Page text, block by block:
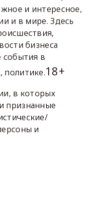
и интересное,
и в мире. Здесь
бизнеса
в
политике.18+
в которых
признанные
и